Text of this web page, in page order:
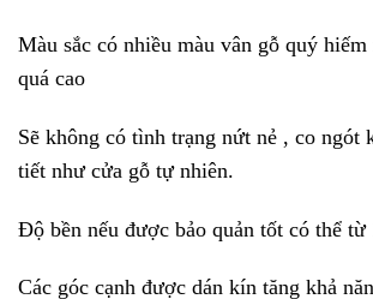
Màu sắc có nhiều màu vân gỗ quý
quá cao
Sẽ không có tình trạng nứt nẻ , co ngót
tiết như cửa gỗ tự nhiên.
Độ bền nếu được bảo quản tốt có thể từ
Các góc cạnh được dán kín tăng khả